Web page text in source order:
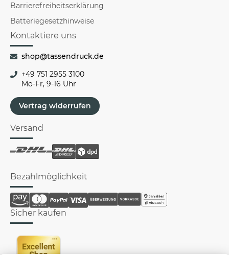
Barrierefreiheitserklärung
Batteriegesetzhinweise
Kontaktiere uns
shop@tassendruck.de
+49 751 2955 3100
Mo-Fr, 9-16 Uhr
Vertrag widerrufen
Versand
Bezahlmöglichkeit
Sicher kaufen